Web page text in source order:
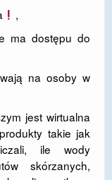
,
ma dostępu do
na osoby w
jest wirtualna
takie jak
ile wody
skórzanych,